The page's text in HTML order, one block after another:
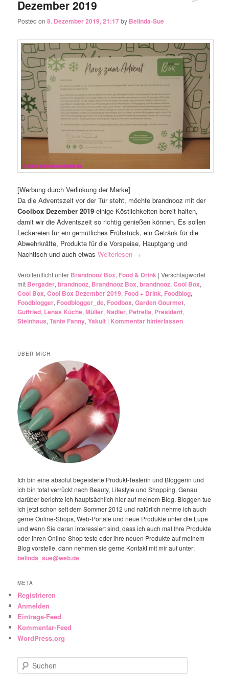
Dezember 2019
Posted on8. Dezember 2019, 21:17by Belinda-Sue
[Werbung durch Verlinkung der Marke]
Da die Adventszeit vor der Tür steht, möchte brandnooz mit der
Coolbox Dezember 2019 einige Köstlichkeiten bereit halten,
damit wir die Adventszeit so richtig genießen können. Es sollen
Leckereien für ein gemütliches Frühstück, ein Getränk für die
Abwehrkräfte, Produkte für die Vorspeise, Hauptgang und
Nachtisch und auch etwasWeiterlesen →
Veröffentlicht unter Brandnooz Box, Food & Drink |Verschlagwortet
mit Bergader,brandnooz, Brandnooz Box,brandnooz. Cool Box,
Cool Box,Cool Box Dezember 2019, Food + Drink, Foodblog,
Foodblogger, Foodblogger_de, Foodbox,Garden Gourmet,
Gutfried, Lenas Küche,Müller,Nadler, Petrella, President,
Steinhaus,Tante Fanny,Yakult | Kommentar hinterlassen
ÜBER MICH
Ich bin eine absolut begeisterte Produkt-Testerin und Bloggerin und
ich bin total verrückt nach Beauty, Lifestyle und Shopping. Genau
darüber berichte ich hauptsächlich hier auf meinem Blog. Bloggen tue
ich jetzt schon seit dem Sommer 2012 und natürlich nehme ich auch
gerne Online-Shops, Web-Portale und neue Produkte unter die Lupe
und wenn Sie daran interessiert sind, dass ich auch mal Ihre Produkte
oder ihren Online-Shop teste oder ihre neuen Produkte auf meinem
Blog vorstelle, dann nehmen sie gerne Kontakt mit mir auf unter:
belinda_sue@web.de
META
Registrieren
Anmelden
Eintrags-Feed
Kommentar-Feed
WordPress.org
Suchen